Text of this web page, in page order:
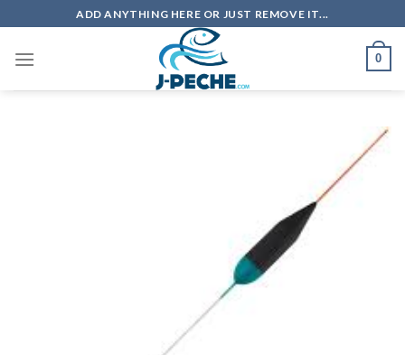
to
content
ADD ANYTHING HERE OR JUST REMOVE IT...
0